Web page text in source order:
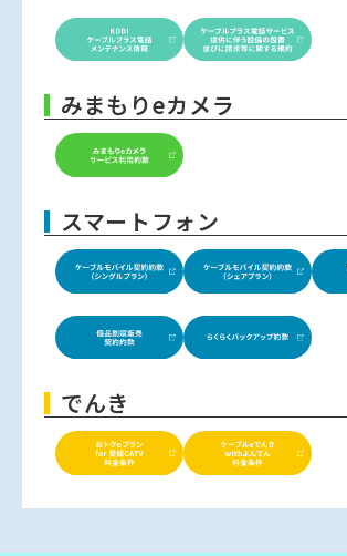
みまもりeカメラ
スマートフォン
でんき